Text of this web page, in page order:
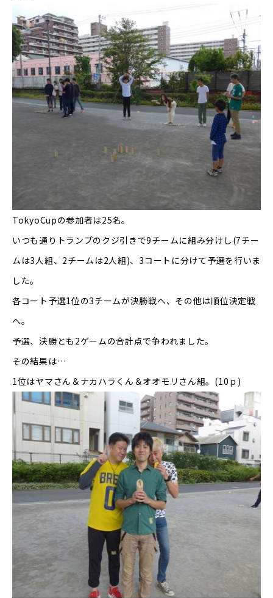
TokyoCupの参加者は25名。
いつも通りトランプのクジ引きで9チームに組み分けし(7チー
ムは3人組、2チームは2人組)、3コートに分けて予選を行いま
した。
各コート予選1位の3チームが決勝戦へ、その他は順位決定戦
へ。
予選、決勝とも2ゲームの合計点で争われました。
その結果は…
1位はヤマさん＆ナカハラくん＆オオモリさん組。(10ｐ)